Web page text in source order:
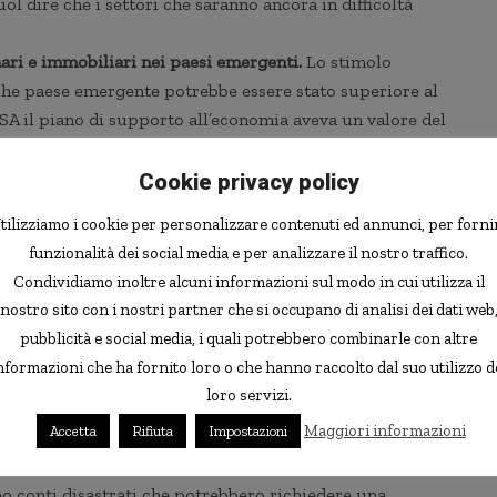
e immobiliari nei paesi emergenti. Lo stimolo
paese emergente potrebbe essere stato superiore al
il piano di supporto all’economia aveva un valore del
13% del PIL nazionale. Questo spinge qualche analista
Cina (ed in altri Paesi emergenti) nei settori finanziari
delle nuove abitazioni sono saliti, sempre in Cina,
precedente).
rapporto debito pubblico/PIL dei 7 paesi più
al 109% previsto per il 2010 (e il 113% del 2011). La
è quella di tenere sotto controllo (e magari
contemporaneamente incentivare la ripresa.
ed Europa.Strettamente collegato al problema del
che in molti paesi potrebbero aumentare (limitando
per gli USA, dove nel 2011 scade un periodo
quando era presidente, e inoltre dove molti Stati (la
Cookie privacy policy
i cookie per personalizzare contenuti ed annunci, per
funzionalità dei social media e per analizzare il nostro traffico.
Condividiamo inoltre alcuni informazioni sul modo in cui utilizza il
nostro sito con i nostri partner che si occupano di analisi dei dati web,
pubblicità e social media, i quali potrebbero combinarle con altre
che ha fornito loro o che hanno raccolto dal suo utilizzo
loro servizi.
Accetta Rifiuta Impostazioni Maggiori informazioni